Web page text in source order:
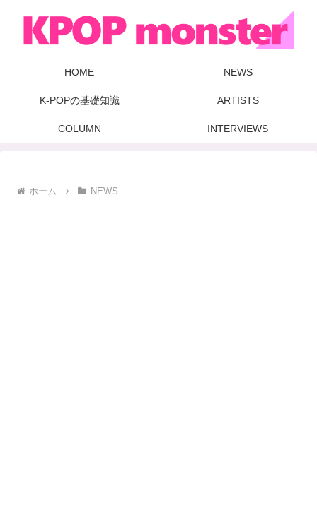
HOME NEWS
K-POPの基礎知識 ARTISTS
COLUMN INTERVIEWS
ホーム NEWS